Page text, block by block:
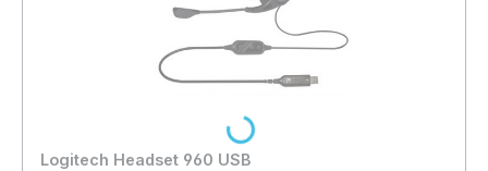
Logitech Headset 960 USBLoading...